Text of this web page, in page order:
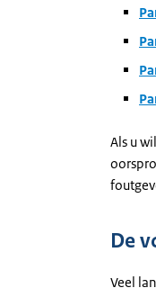
Als u
De
Veel